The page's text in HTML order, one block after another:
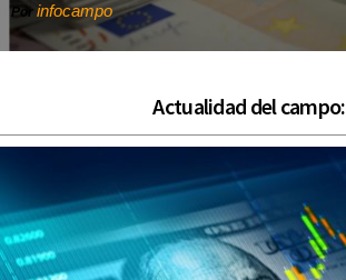
Por infocampo
Actualidad del campo: